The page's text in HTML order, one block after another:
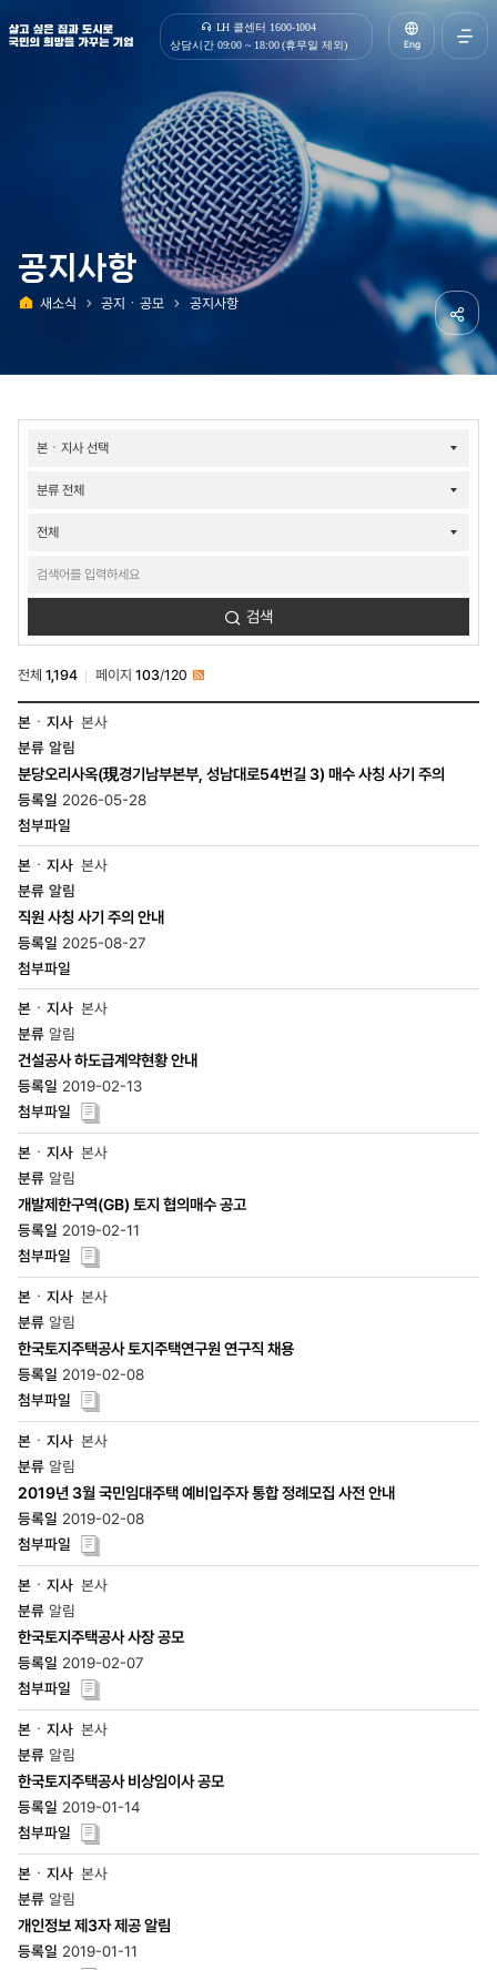
살고 싶은 집과 도시로 국민의 희망을 가꾸는 기업 | 한국토지주택공사
LH 콜센터 1600-1004
상담시간 09:00 ~ 18:00 (휴무일 제외)
Eng
열기
공지사항
새소식 공지ㆍ공모 공지사항
공유
공지/
공지사항
검색
전체 1,194 페이지 103/120
소식-
공지/
공모-
공지사항
목록
-
번호,
본
·
지사,
분류,
제목,
등록일,
첨부파일
본사
알림
분당오리사옥(現경기남부본부, 성남대로54번길 3) 매수 사칭 사기 주의
2026-05-28
본사
알림
직원 사칭 사기 주의 안내
2025-08-27
본사
알림
건설공사 하도급계약현황 안내
2019-02-13
본사
알림
개발제한구역(GB) 토지 협의매수 공고
2019-02-11
본사
알림
한국토지주택공사 토지주택연구원 연구직 채용
2019-02-08
본사
알림
2019년 3월 국민임대주택 예비입주자 통합 정례모집 사전 안내
2019-02-08
본사
알림
한국토지주택공사 사장 공모
2019-02-07
본사
알림
한국토지주택공사 비상임이사 공모
2019-01-14
본사
알림
개인정보 제3자 제공 알림
2019-01-11